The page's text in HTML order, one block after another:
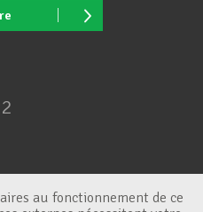
au fonctionnement de ce